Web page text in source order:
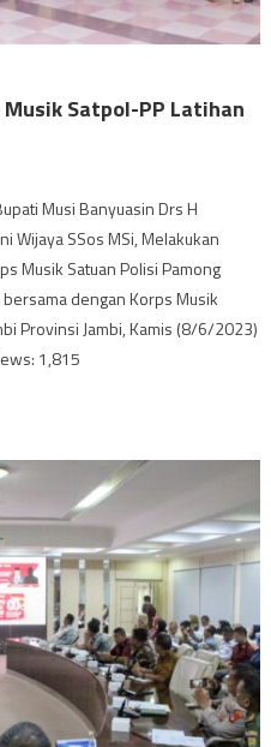
Satpol-PP Latihan
Musi Banyuasin Drs H
Wijaya SSos MSi, Melakukan
Musik Satuan Polisi Pamong
dengan Korps Musik
Provinsi Jambi, Kamis (8/6/2023)
1,815